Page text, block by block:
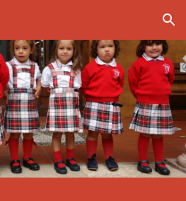
Skip to navigation